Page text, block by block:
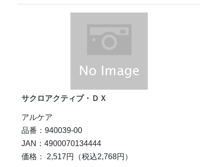
サクロアクティブ・ＤＸ
アルケア
品番：940039-00
JAN：4900070134444
価格： 2,517円
（税込2,768円）